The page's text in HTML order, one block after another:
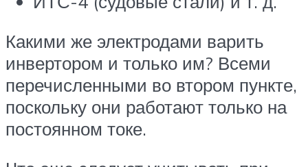
Какими же электродами варить
инвертором и только им? Всеми
перечисленными во втором пункте,
поскольку они работают только на
постоянном токе.